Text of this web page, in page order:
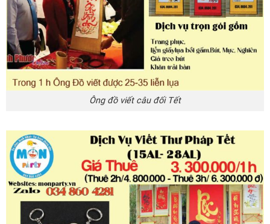
Ông đồ viết câu đối Tết